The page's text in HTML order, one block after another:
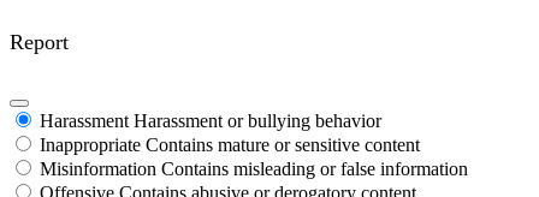
Report
Harassment Harassment or bullying behavior
Inappropriate Contains mature or sensitive content
Misinformation Contains misleading or false information